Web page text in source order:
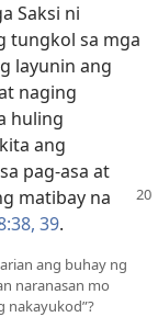
Saksi ni
tungkol sa mga
layunin ang
naging
huling
ang
pag-asa at
matibay na
39.
ang buhay ng
naranasan mo
nakayukod”?